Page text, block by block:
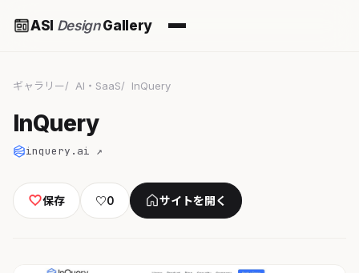
ASI DesignGallery
ギャラリー AI・SaaS InQuery
InQuery
inquery.ai ↗
保存 ♡0 サイトを開く